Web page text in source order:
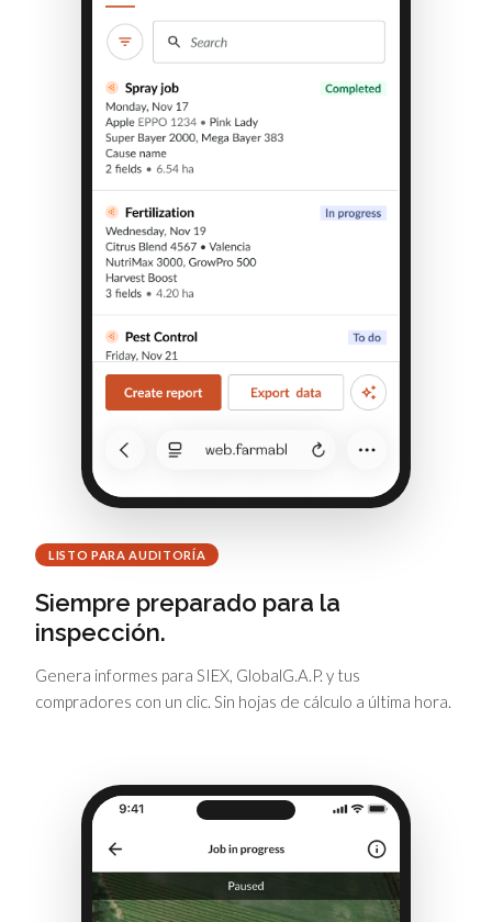
LISTO PARA AUDITORÍA
Siempre preparado para la
inspección.
Genera informes para SIEX, GlobalG.A.P. y tus
compradores con un clic. Sin hojas de cálculo a última hora.